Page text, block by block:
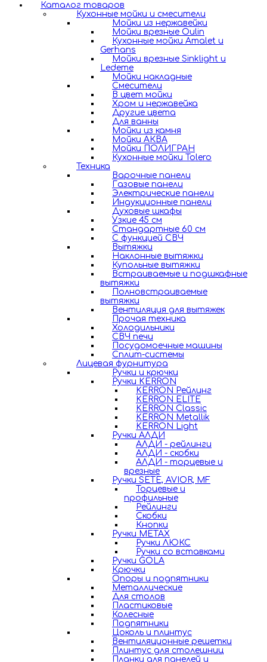
Каталог товаров
Кухонные мойки и смесители
Мойки из нержавейки
Мойки врезные Oulin
Кухонные мойки Amalet и
Gerhans
Мойки врезные Sinklight и
Ledeme
Мойки накладные
Смесители
В цвет мойки
Хром и нержавейка
Другие цвета
Для ванны
Мойки из камня
Мойки АКВА
Мойки ПОЛИГРАН
Кухонные мойки Tolero
Техника
Варочные панели
Газовые панели
Электрические панели
Индукционные панели
Духовые шкафы
Узкие 45 см
Стандартные 60 см
С функцией СВЧ
Вытяжки
Наклонные вытяжки
Купольные вытяжки
Встраиваемые и подшкафные
вытяжки
Полновстраиваемые
вытяжки
Вентиляция для вытяжек
Прочая техника
Холодильники
СВЧ печи
Посудомоечные машины
Сплит-системы
Лицевая фурнитура
Ручки и крючки
Ручки KERRON
KERRON Рейлинг
KERRON ELITE
KERRON Classic
KERRON Metallik
KERRON Light
Ручки АЛДИ
АЛДИ - рейлинги
АЛДИ - скобки
АЛДИ - торцевые и
врезные
Ручки SETE, AVIOR, MF
Торцевые и
профильные
Рейлинги
Скобки
Кнопки
Ручки METAX
Ручки ЛЮКС
Ручки со вставками
Ручки GOLA
Крючки
Опоры и подпятники
Металлические
Для столов
Пластиковые
Колесные
Подпятники
Цоколь и плинтус
Вентиляционные решетки
Плинтус для столешниц
Планки для панелей и